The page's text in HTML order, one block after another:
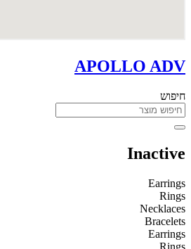
APOLLO ADV
חיפוש
Inactive
Earrings
Rings
Necklaces
Bracelets
Earrings
Rings